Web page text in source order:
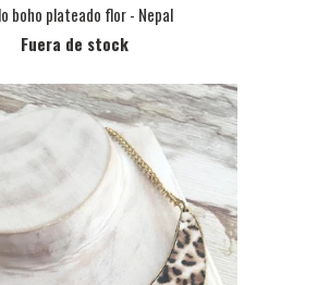
boho plateado flor - Nepal
Fuera de stock